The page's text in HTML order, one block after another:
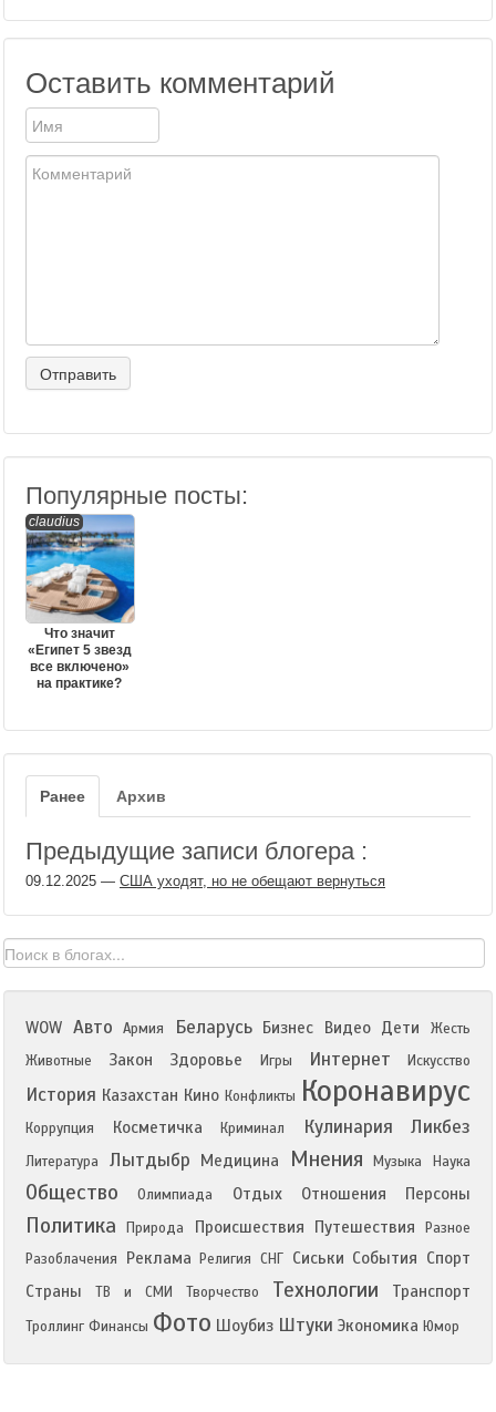
Оставить комментарий
Популярные посты:
claudius
Что значит
«Египет 5 звезд
все включено»
на практике?
Ранее Архив
Предыдущие записи блогера :
09.12.2025 — США уходят, но не обещают вернуться
WOW Авто Армия Беларусь Бизнес Видео Дети
Жесть
Животные
Закон Здоровье Игры Интернет Искусство
История Казахстан Кино Конфликты Коронавирус
Коррупция Косметичка Криминал Кулинария Ликбез
Литература Лытдыбр Медицина Мнения Музыка Наука
Общество Олимпиада Отдых Отношения Персоны
Политика Природа Происшествия Путешествия
Разное
Разоблачения
Реклама Религия СНГ Сиськи События Спорт
Страны
ТВ и СМИ Творчество Технологии Транспорт
Троллинг Финансы Фото Шоубиз Штуки Экономика Юмор